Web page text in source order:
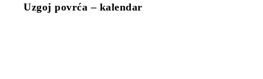
Uzgoj povrća – kalendar